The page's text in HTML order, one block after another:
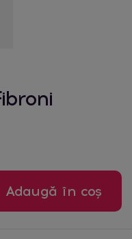
Adaugă în coș